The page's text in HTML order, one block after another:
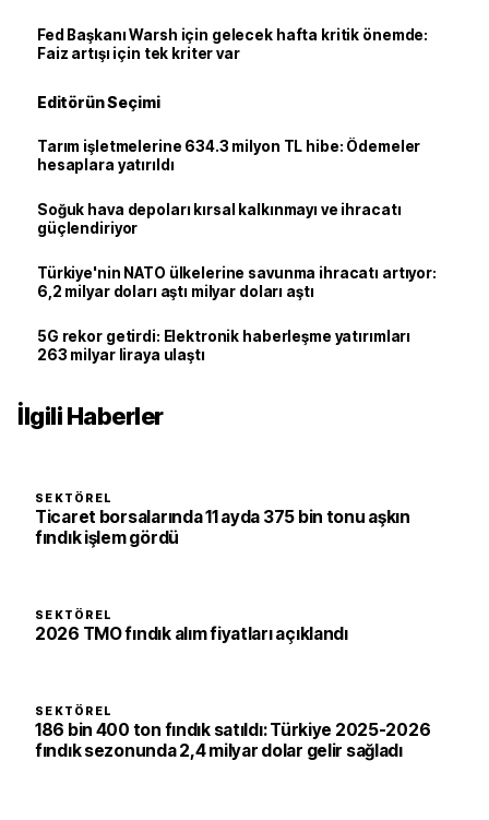
Fed Başkanı Warsh için gelecek hafta kritik önemde:
Faiz artışı için tek kriter var
Editörün Seçimi
Tarım işletmelerine 634.3 milyon TL hibe: Ödemeler
hesaplara yatırıldı
Soğuk hava depoları kırsal kalkınmayı ve ihracatı
güçlendiriyor
Türkiye'nin NATO ülkelerine savunma ihracatı artıyor:
6,2 milyar doları aştı milyar doları aştı
5G rekor getirdi: Elektronik haberleşme yatırımları
263 milyar liraya ulaştı
İlgili Haberler
SEKTÖREL
Ticaret borsalarında 11 ayda 375 bin tonu aşkın
fındık işlem gördü
SEKTÖREL
2026 TMO fındık alım fiyatları açıklandı
SEKTÖREL
186 bin 400 ton fındık satıldı: Türkiye 2025-2026
fındık sezonunda 2,4 milyar dolar gelir sağladı